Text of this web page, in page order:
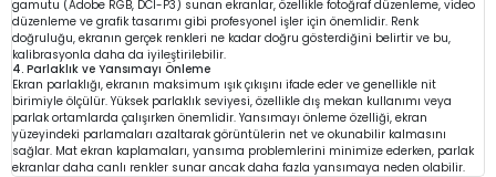
gamutu (Adobe RGB, DCI-P3) sunan ekranlar, özellikle fotoğraf düzenleme, video
düzenleme ve grafik tasarımı gibi profesyonel işler için önemlidir. Renk
doğruluğu, ekranın gerçek renkleri ne kadar doğru gösterdiğini belirtir ve bu,
kalibrasyonla daha da iyileştirilebilir.
4. Parlaklık ve Yansımayı Önleme
Ekran parlaklığı, ekranın maksimum ışık çıkışını ifade eder ve genellikle nit
birimiyle ölçülür. Yüksek parlaklık seviyesi, özellikle dış mekan kullanımı veya
parlak ortamlarda çalışırken önemlidir. Yansımayı önleme özelliği, ekran
yüzeyindeki parlamaları azaltarak görüntülerin net ve okunabilir kalmasını
sağlar. Mat ekran kaplamaları, yansıma problemlerini minimize ederken, parlak
ekranlar daha canlı renkler sunar ancak daha fazla yansımaya neden olabilir.